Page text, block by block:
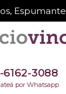
6162-3088
por Whatsapp